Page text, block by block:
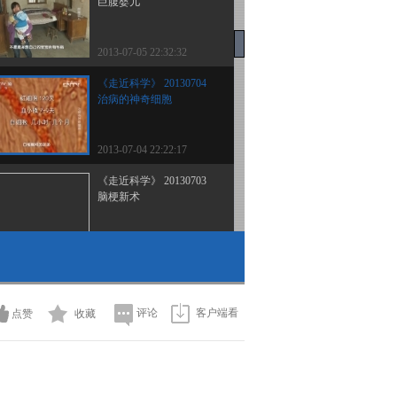
2013-07-05 22:32:32
《走近科学》 20130704
治病的神奇细胞
2013-07-04 22:22:17
《走近科学》 20130703
脑梗新术
2013-07-02 23:34:29
点赞 收藏 评论 客户端看